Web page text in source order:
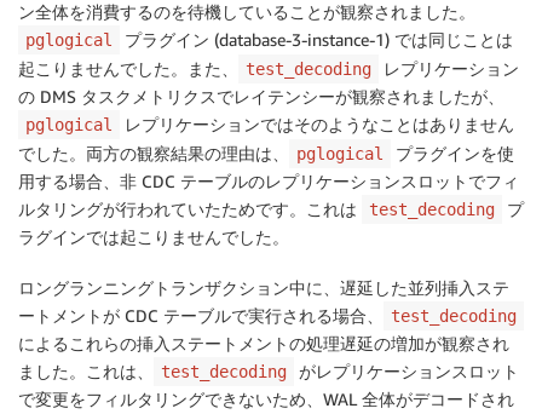
ン全体を消費するのを待機していることが観察されました。
pglogical
プラグイン (database-3-instance-1) では同じことは
起こりませんでした。また、
test_decoding
レプリケーション
の DMS タスクメトリクスでレイテンシーが観察されましたが、
pglogical
レプリケーションではそのようなことはありません
でした。両方の観察結果の理由は、
pglogical
プラグインを使
用する場合、非 CDC テーブルのレプリケーションスロットでフィ
ルタリングが行われていたためです。これは
test_decoding
プ
ラグインでは起こりませんでした。
ロングランニングトランザクション中に、遅延した並列挿入ステ
ートメントが CDC テーブルで実行される場合、
test_decoding
によるこれらの挿入ステートメントの処理遅延の増加が観察され
ました。これは、
test_decoding
がレプリケーションスロット
で変更をフィルタリングできないため、WAL 全体がデコードされ